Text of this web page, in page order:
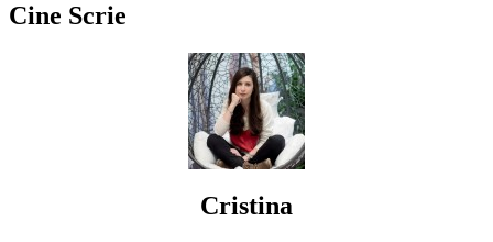
Cine Scrie
Cristina